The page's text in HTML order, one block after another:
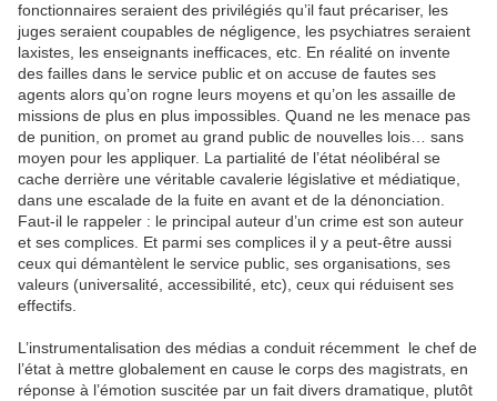
fonctionnaires seraient des privilégiés qu’il faut précariser, les
juges seraient coupables de négligence, les psychiatres seraient
laxistes, les enseignants inefficaces, etc. En réalité on invente
des failles dans le service public et on accuse de fautes ses
agents alors qu’on rogne leurs moyens et qu’on les assaille de
missions de plus en plus impossibles. Quand ne les menace pas
de punition, on promet au grand public de nouvelles lois… sans
moyen pour les appliquer. La partialité de l’état néolibéral se
cache derrière une véritable cavalerie législative et médiatique,
dans une escalade de la fuite en avant et de la dénonciation.
Faut-il le rappeler : le principal auteur d’un crime est son auteur
et ses complices. Et parmi ses complices il y a peut-être aussi
ceux qui démantèlent le service public, ses organisations, ses
valeurs (universalité, accessibilité, etc), ceux qui réduisent ses
effectifs.
L’instrumentalisation des médias a conduit récemment le chef de
l’état à mettre globalement en cause le corps des magistrats, en
réponse à l’émotion suscitée par un fait divers dramatique, plutôt